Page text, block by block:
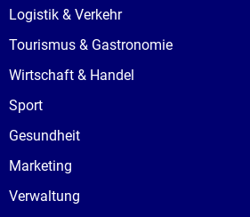
Logistik & Verkehr
Tourismus & Gastronomie
Wirtschaft & Handel
Sport
Gesundheit
Marketing
Verwaltung